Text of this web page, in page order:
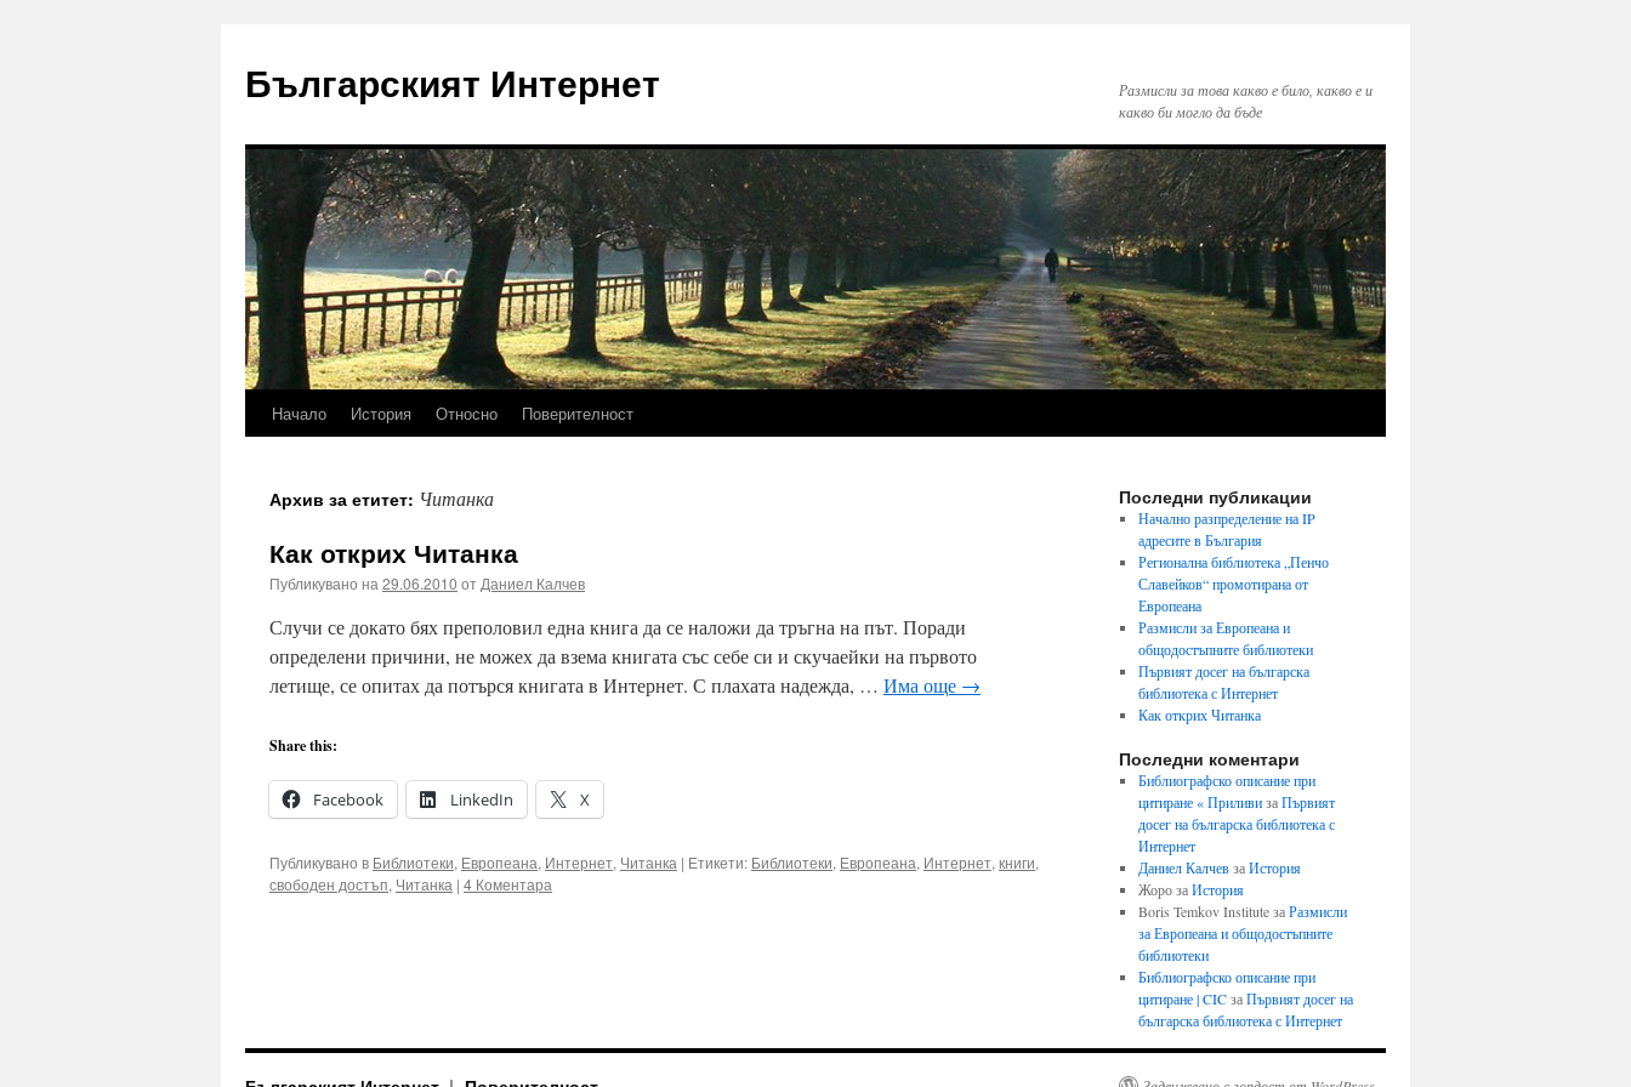
Българският Интернет
Размисли за това какво е било, какво е и
какво би могло да бъде
КъмНачало История Относно Поверителност
Архив за етитет: Читанка
Как открих Читанка
Публикувано на 29.06.2010 от Даниел Калчев
Случи се докато бях преполовил една книга да се наложи да тръгна на път. Поради
определени причини, не можех да взема книгата със себе си и скучаейки на първото
летище, се опитах да потърся книгата в Интернет. С плахата надежда, … Има още →
Share this:
Facebook LinkedIn X
Публикувано в Библиотеки, Европеана, Интернет, Читанка | Етикети: Библиотеки, Европеана, Интернет, книги,
свободен достъп, Читанка | 4 Коментара
Последни публикации
Начално разпределение на IP
адресите в България
Регионална библиотека „Пенчо
Славейков“ промотирана от
Европеана
Размисли за Европеана и
общодостъпните библиотеки
Първият досег на българска
библиотека с Интернет
Как открих Читанка
Последни коментари
Библиографско описание при
цитиране « ПриливизаПървият
досег на българска библиотека с
Интернет
Даниел КалчевзаИстория
ЖорозаИстория
Boris Temkov InstituteзаРазмисли
за Европеана и общодостъпните
библиотеки
Библиографско описание при
цитиране | CICзаПървият досег на
българска библиотека с Интернет